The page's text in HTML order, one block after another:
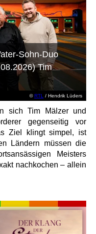
©RTL / Hendrik Lüders
Sohn-Duo
Tim
sich Tim Mälzer und
gegenseitig vor
Ziel klingt simpel, ist
Ländern müssen die
Meisters
nachkochen – allein